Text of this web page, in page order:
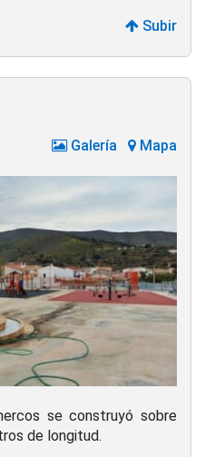
Subir
Galería Mapa
se construyó sobre
de longitud.